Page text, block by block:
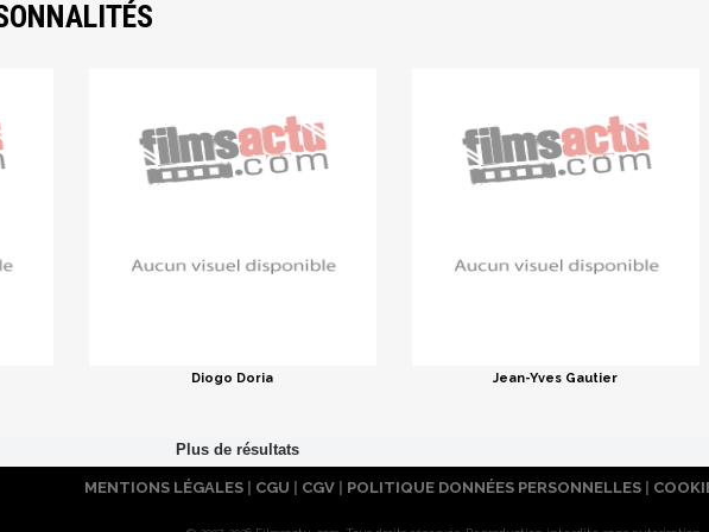
Diogo Doria Jean-Yves Gautier
MENTIONS LÉGALES | CGU | CGV | POLITIQUE DONNÉES PERSONNELLES |